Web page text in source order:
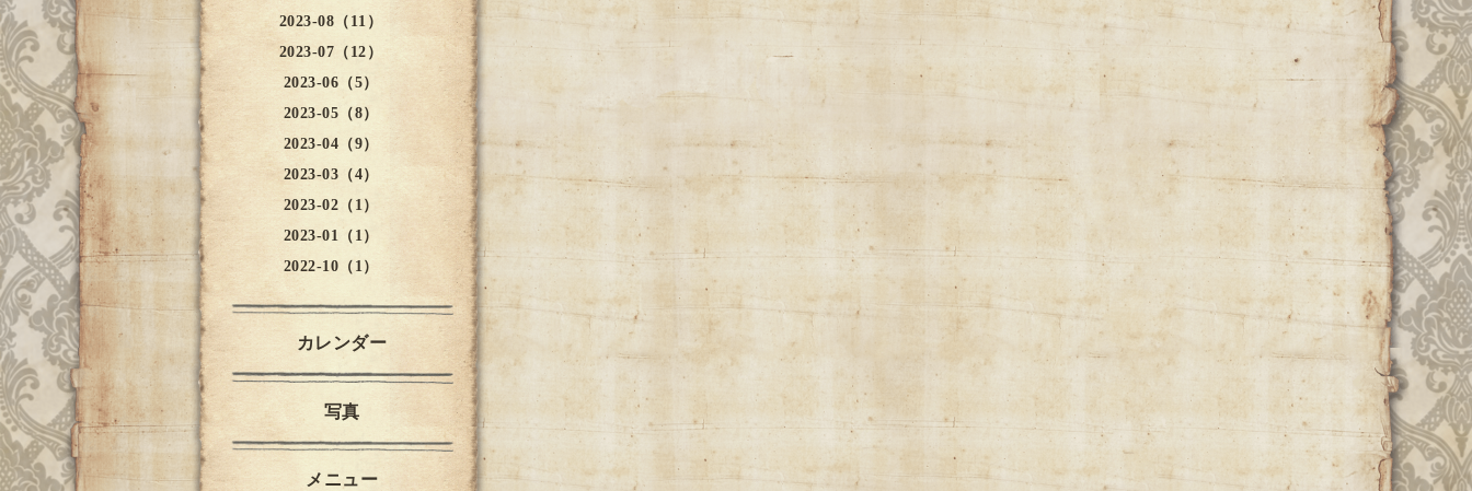
2023-08（11）
2023-07（12）
2023-06（5）
2023-05（8）
2023-04（9）
2023-03（4）
2023-02（1）
2023-01（1）
2022-10（1）
カレンダー
写真
メニュー